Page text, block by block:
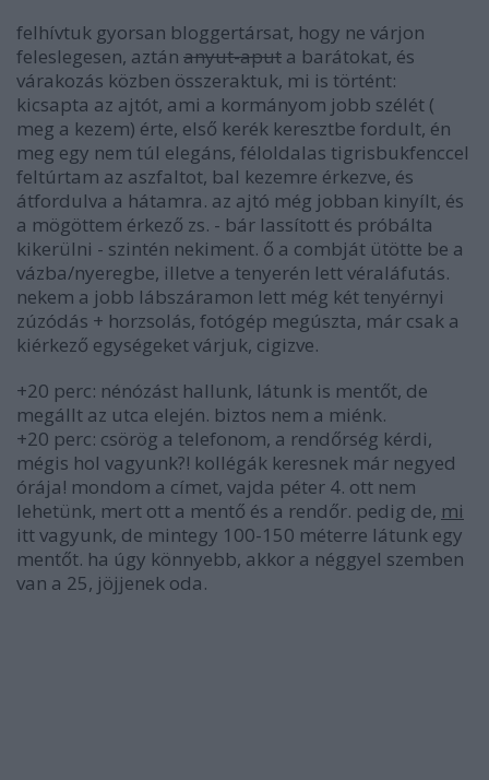
felhívtuk gyorsan bloggertársat, hogy ne várjon
feleslegesen, aztán anyut-aput a barátokat, és
várakozás közben összeraktuk, mi is történt:
kicsapta az ajtót, ami a kormányom jobb szélét (
meg a kezem) érte, első kerék keresztbe fordult, én
meg egy nem túl elegáns, féloldalas tigrisbukfenccel
feltúrtam az aszfaltot, bal kezemre érkezve, és
átfordulva a hátamra. az ajtó még jobban kinyílt, és
a mögöttem érkező zs. - bár lassított és próbálta
kikerülni - szintén nekiment. ő a combját ütötte be a
vázba/nyeregbe, illetve a tenyerén lett véraláfutás.
nekem a jobb lábszáramon lett még két tenyérnyi
zúzódás + horzsolás, fotógép megúszta, már csak a
kiérkező egységeket várjuk, cigizve.
+20 perc: nénózást hallunk, látunk is mentőt, de
megállt az utca elején. biztos nem a miénk.
+20 perc: csörög a telefonom, a rendőrség kérdi,
mégis hol vagyunk?! kollégák keresnek már negyed
órája! mondom a címet, vajda péter 4. ott nem
lehetünk, mert ott a mentő és a rendőr. pedig de, mi
itt vagyunk, de mintegy 100-150 méterre látunk egy
mentőt. ha úgy könnyebb, akkor a néggyel szemben
van a 25, jöjjenek oda.